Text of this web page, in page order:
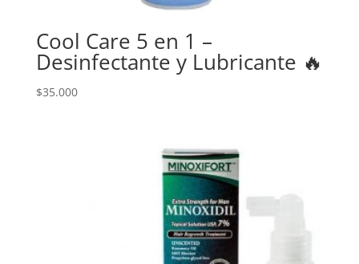
Cool Care 5 en 1 –
Desinfectante y Lubricante 🔥
$35.000